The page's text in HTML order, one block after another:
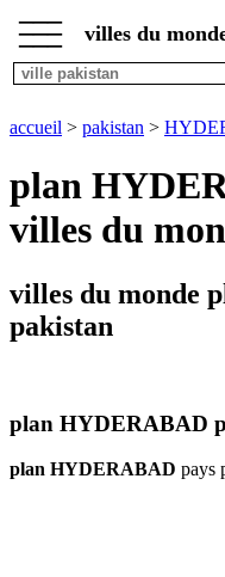
accueil
villes
pakistan
HYDERABAD
HYDERABAD
___
___ villes du
accueil > pakistan >
plan
villes du
villes du monde
pakistan
plan HYDERABAD
plan HYDERABAD pays